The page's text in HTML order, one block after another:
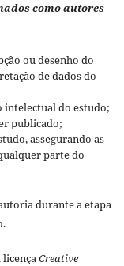
como autores
ou desenho do
de dados do
intelectual do estudo;
publicado;
assegurando as
parte do
durante a etapa
Creative